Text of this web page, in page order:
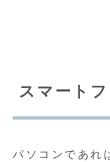
スマート
パソコンであれ